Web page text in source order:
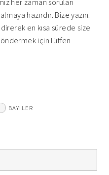
her zaman soruları
hazırdır. Bize yazın.
en kısa sürede size
için lütfen
BAYILER